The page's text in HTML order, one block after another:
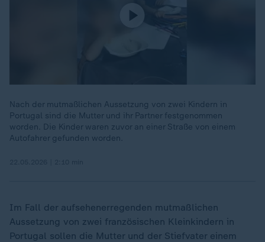
Nach der mutmaßlichen Aussetzung von zwei Kindern in
Portugal sind die Mutter und ihr Partner festgenommen
worden. Die Kinder waren zuvor an einer Straße von einem
Autofahrer gefunden worden.
Im Fall der aufsehenerregenden mutmaßlichen
Aussetzung von zwei französischen Kleinkindern in
Portugal sollen die Mutter und der Stiefvater einem